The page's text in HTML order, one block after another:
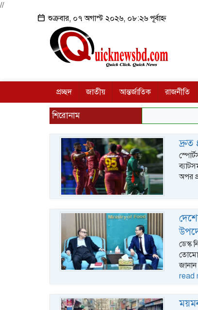
//
শুক্রবার, ০৭ অগাস্ট ২০২৬, ০৮:২৬ পূর্বাহ্ন
প্রচ্ছদ জাতীয় আন্তর্জাতিক রাজনীতি
শিরোনাম
দ্রুত
অপর
ডেস্ক
read